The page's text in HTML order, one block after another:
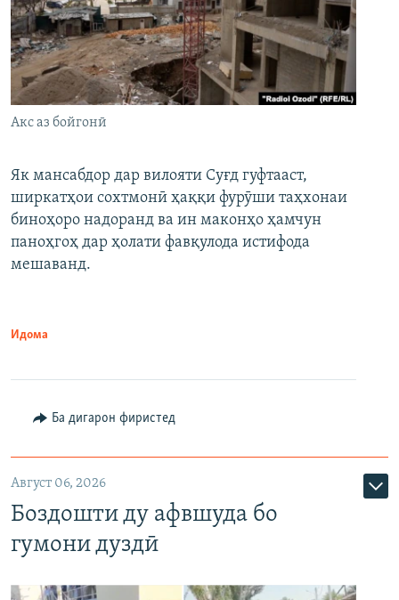
Акс аз бойгонӣ
Як мансабдор дар вилояти Суғд гуфтааст,
ширкатҳои сохтмонӣ ҳаққи фурӯши таҳхонаи
биноҳоро надоранд ва ин маконҳо ҳамчун
паноҳгоҳ дар ҳолати фавқулода истифода
мешаванд.
Идома
Ба дигарон фиристед
Август 06, 2026
Боздошти ду афвшуда бо
гумони дуздӣ